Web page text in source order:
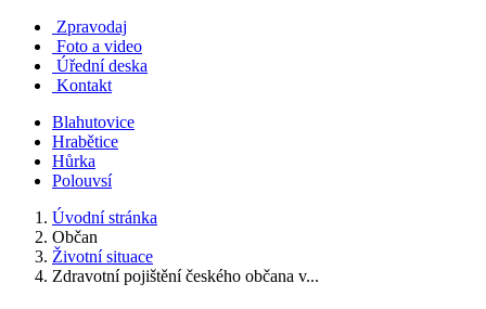
Zpravodaj
Foto a video
Úřední deska
Kontakt
Blahutovice
Hrabětice
Hůrka
Polouvsí
Úvodní stránka
Občan
Životní situace
Zdravotní pojištění českého občana v...